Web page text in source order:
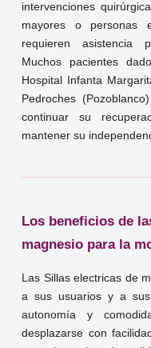
intervenciones
mayores o personas
requieren asistencia
Muchos pacientes
Hospital Infanta
Pedroches
continuar su
mantener su
Los beneficios de
magnesio para la
Las Sillas electricas de
a sus usuarios y a sus
autonomía y
desplazarse con